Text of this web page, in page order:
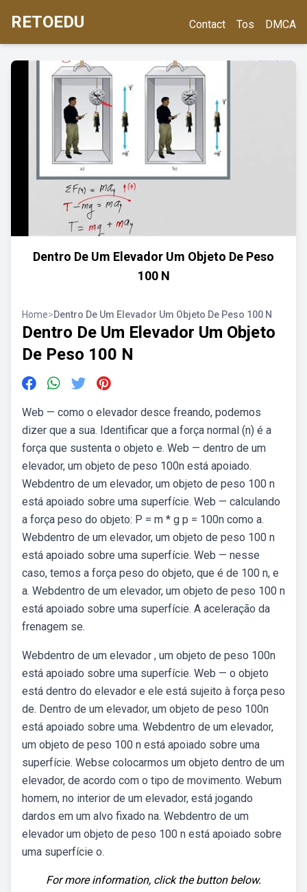
RETOEDU Contact Tos DMCA
Dentro De Um Elevador Um Objeto De Peso
100 N
Home>Dentro De Um Elevador Um Objeto De Peso 100 N
Dentro De Um Elevador Um Objeto
De Peso 100 N
Web — como o elevador desce freando, podemos
dizer que a sua. Identificar que a força normal (n) é a
força que sustenta o objeto e. Web — dentro de um
elevador, um objeto de peso 100n está apoiado.
Webdentro de um elevador, um objeto de peso 100 n
está apoiado sobre uma superfície. Web — calculando
a força peso do objeto: P = m * g p = 100n como a.
Webdentro de um elevador, um objeto de peso 100 n
está apoiado sobre uma superfície. Web — nesse
caso, temos a força peso do objeto, que é de 100 n, e
a. Webdentro de um elevador, um objeto de peso 100 n
está apoiado sobre uma superfície. A aceleração da
frenagem se.
Webdentro de um elevador , um objeto de peso 100n
está apoiado sobre uma superfície. Web — o objeto
está dentro do elevador e ele está sujeito à força peso
de. Dentro de um elevador, um objeto de peso 100n
está apoiado sobre uma. Webdentro de um elevador,
um objeto de peso 100 n está apoiado sobre uma
superfície. Webse colocarmos um objeto dentro de um
elevador, de acordo com o tipo de movimento. Webum
homem, no interior de um elevador, está jogando
dardos em um alvo fixado na. Webdentro de um
elevador um objeto de peso 100 n está apoiado sobre
uma superfície o.
For more information, click the button below.